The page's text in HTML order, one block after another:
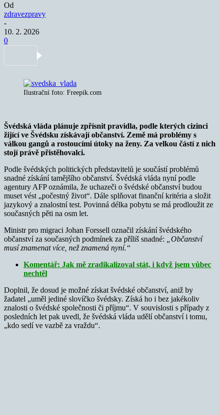
Od
zdravezpravy
-
10. 2. 2026
0
Ilustrační foto: Freepik.com
Švédská vláda plánuje zpřísnit pravidla, podle kterých cizinci
žijící ve Švédsku získávají občanství. Země má problémy s
válkou gangů a rostoucími útoky na ženy. Za velkou částí z nich
stojí právě přistěhovalci.
Podle švédských politických představitelů je součástí problémů
snadné získání tamějšího občanství. Švédská vláda nyní podle
agentury AFP oznámila, že uchazeči o švédské občanství budou
muset vést „počestný život“. Dále splňovat finanční kritéria a složit
jazykový a znalostní test. Povinná délka pobytu se má prodloužit ze
současných pěti na osm let.
Ministr pro migraci Johan Forssell označil získání švédského
občanství za současných podmínek za příliš snadné:
„Občanství
musí znamenat více, než znamená nyní.“
Komentář: Jak mě zradikalizoval stát, i když jsem vůbec
nechtěl
Doplnil, že dosud je možné získat švédské občanství, aniž by
žadatel „uměl jediné slovíčko švédsky. Získá ho i bez jakékoliv
znalosti o švédské společnosti či příjmu“. V souvislosti s případy z
posledních let pak uvedl, že švédská vláda udělí občanství i tomu,
„kdo sedí ve vazbě za vraždu“.